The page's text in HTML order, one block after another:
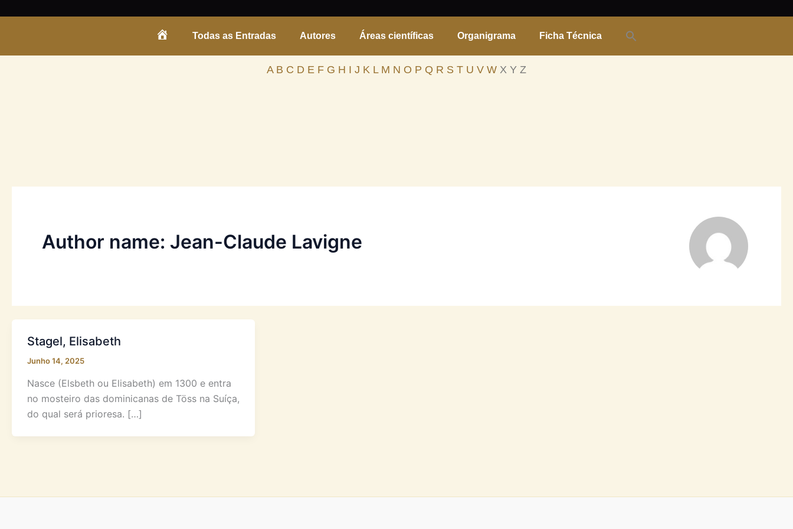
ENTRADATodas as Entradas Autores Áreas científicas Organigrama Ficha Técnica
A B C D E F G H I J K L M N O P Q R S T U V W X Y Z
Author name: Jean-Claude Lavigne
Stagel, Elisabeth
Junho 14, 2025
Nasce (Elsbeth ou Elisabeth) em 1300 e entra
no mosteiro das dominicanas de Töss na Suíça,
do qual será prioresa. […]